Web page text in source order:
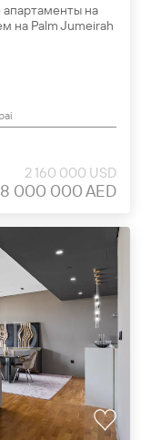
на
на Palm Jumeirah
2 160 000 USD
8 000 000 AED